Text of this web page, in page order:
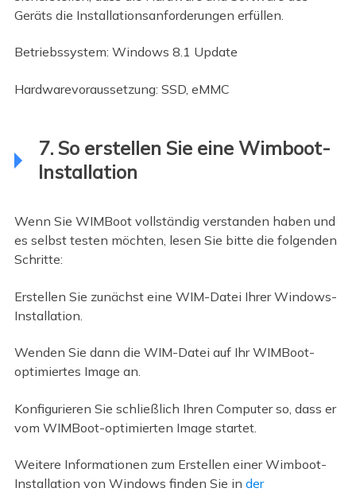
Geräts die Installationsanforderungen erfüllen.
Betriebssystem: Windows 8.1 Update
Hardwarevoraussetzung: SSD, eMMC
7. So erstellen Sie eine Wimboot-
Installation
Wenn Sie WIMBoot vollständig verstanden haben und
es selbst testen möchten, lesen Sie bitte die folgenden
Schritte:
Erstellen Sie zunächst eine WIM-Datei Ihrer Windows-
Installation.
Wenden Sie dann die WIM-Datei auf Ihr WIMBoot-
optimiertes Image an.
Konfigurieren Sie schließlich Ihren Computer so, dass er
vom WIMBoot-optimierten Image startet.
Weitere Informationen zum Erstellen einer Wimboot-
Installation von Windows finden Sie in der